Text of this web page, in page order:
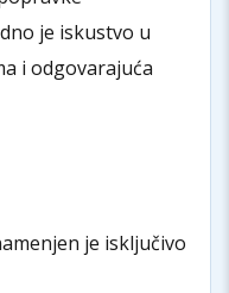
je iskustvo u
i odgovarajuća
je isključivo